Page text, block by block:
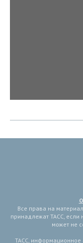
Все права на
принадлежат ТАСС, если
может не
ТАСС, информационное